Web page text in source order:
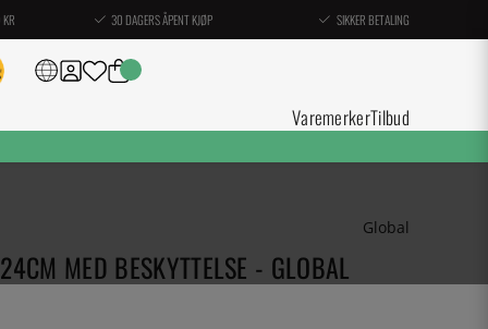
30 DAGERS ÅPENT KJØP SIKKER BETALING
VaremerkerTilbud
Global
MED BESKYTTELSE - GLOBAL